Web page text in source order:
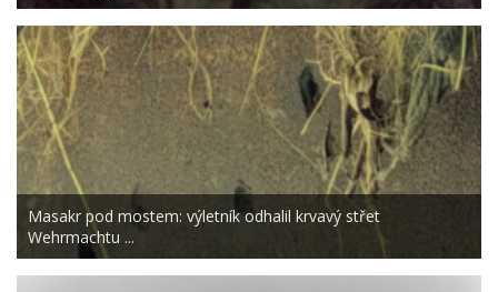
Masakr pod mostem: výletník odhalil krvavý střet
Wehrmachtu ...